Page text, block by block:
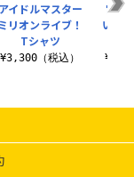
アイドルマスター
リオンライブ！
Tシャツ
¥3,300（税込）
宮尾
い？